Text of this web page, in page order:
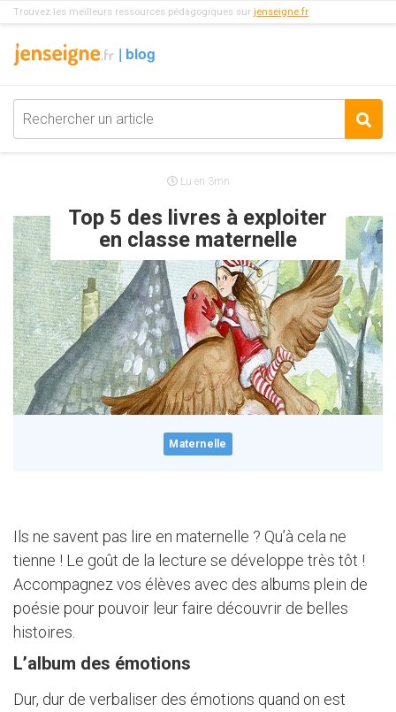
Trouvez les meilleurs ressources pédagogiques sur jenseigne.fr
Lu en 3mn
Top 5 des livres à exploiter
en classe maternelle
Maternelle
Ils ne savent pas lire en maternelle ? Qu’à cela ne
tienne ! Le goût de la lecture se développe très tôt !
Accompagnez vos élèves avec des albums plein de
poésie pour pouvoir leur faire découvrir de belles
histoires.
L’album des émotions
Dur, dur de verbaliser des émotions quand on est